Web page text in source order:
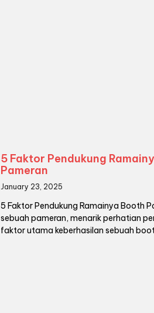
5 Faktor Pendukung
Pameran
January 23, 2025
5 Faktor Pendukung Ramainya Booth
sebuah pameran, menarik perhatian
faktor utama keberhasilan sebuah